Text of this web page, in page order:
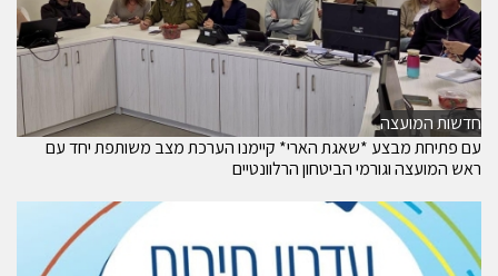
חדשות המועצה
עם פתיחת מבצע *שאגת הארי* קיימנו הערכת מצב משותפת יחד עם
ראש המועצה וגורמי הביטחון הרלוונטיים